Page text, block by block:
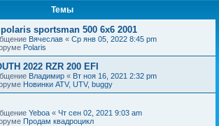
Темы
sportsman 500 6x6 2001
Вячеслав « Ср янв 05, 2022 8:45 pm
Polaris
2022 RZR 200 EFI
Владимир « Вт ноя 16, 2021 2:32 pm
Новинки ATV, UTV, buggy
Yeboa « Чт сен 02, 2021 9:03 am
Продам квадроцикл